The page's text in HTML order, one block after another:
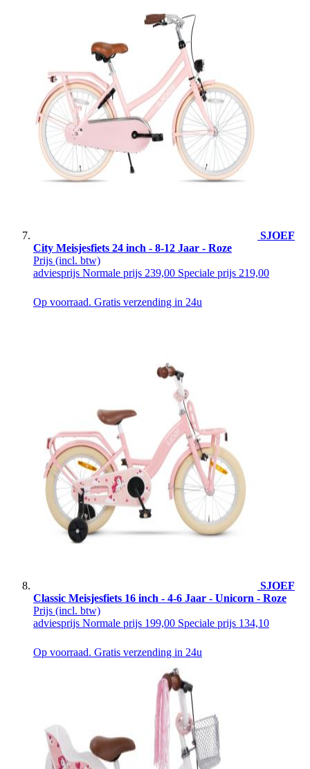
SJOEF
City Meisjesfiets 24 inch - 8-12 Jaar - Roze
Prijs (incl. btw)
adviesprijs Normale prijs 239,00 Speciale prijs 219,00
Op voorraad. Gratis verzending in 24u
SJOEF
Classic Meisjesfiets 16 inch - 4-6 Jaar - Unicorn - Roze
Prijs (incl. btw)
adviesprijs Normale prijs 199,00 Speciale prijs 134,10
Op voorraad. Gratis verzending in 24u